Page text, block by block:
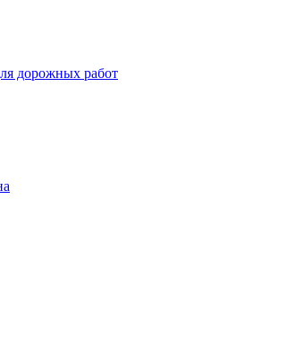
дорожных работ